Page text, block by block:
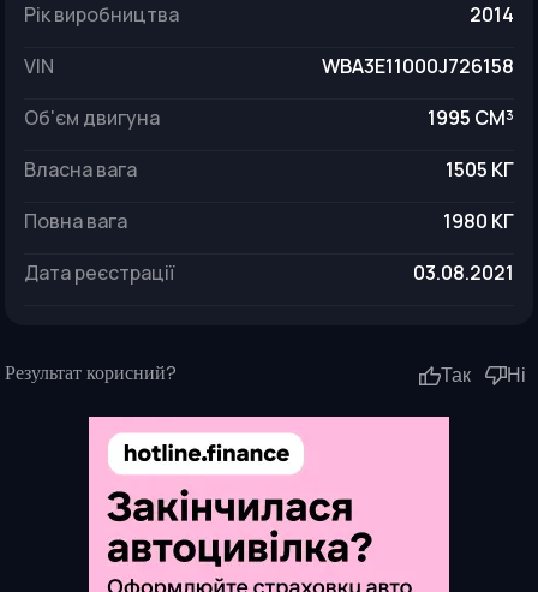
рік виробництва
2014
VIN
WBA3E11000J726158
об'єм двигуна
1995 СМ³
власна вага
1505 КГ
повна вага
1980 КГ
дата реєстрації
03.08.2021
Результат корисний? Так Ні